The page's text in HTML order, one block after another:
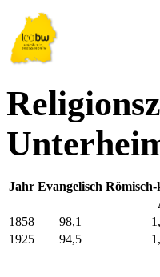
Jahr Evangelisch
1858
98,1
1925
94,5